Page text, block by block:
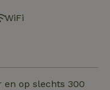
WiFi
op slechts 300